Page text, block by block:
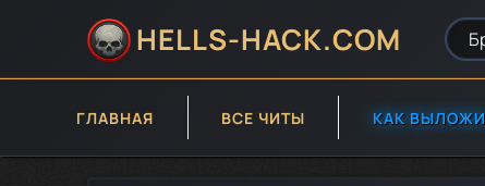
HELLS-HACK.COM
ГЛАВНАЯ ВСЕ ЧИТЫ КАК